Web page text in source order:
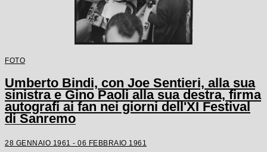
FOTO
Umberto Bindi, con Joe Sentieri, alla sua
sinistra e Gino Paoli alla sua destra, firma
autografi ai fan nei giorni dell'XI Festival
di Sanremo
28 GENNAIO 1961 - 06 FEBBRAIO 1961